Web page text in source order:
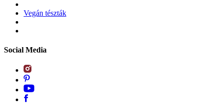
Vegán tészták
Social Media